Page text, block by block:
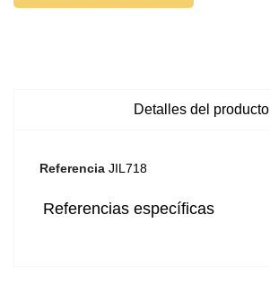
Detalles del producto
Referencia JIL718
Referencias específicas